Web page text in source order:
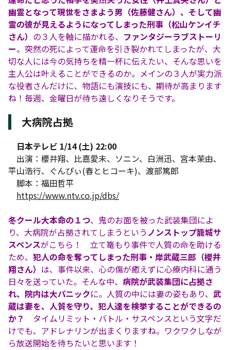
幽霊となって現世をさまよう男（佐藤健さん）、そして幽
霊の彼が見えるようになってしまった刑事（松山ケンイチ
さん） の３人を軸に描かれる、 ファンタジーラブストーリ
ー。突然の死によって運命を引き裂かれてしまったが、大
切な人には今の気持ちを精一杯に伝えたい、そんな思いを
主人公は叶えることができるのか。メインの３人が実力派
な役者さんだけに、物語にも演技にも、期待が高まります
ね！毎週、金曜日が待ち遠しくなりそうです。
大病院占拠
日本テレビ 1/14 (土) 22:00
出演：櫻井翔、比嘉愛未、ソニン、白洲迅、宮本茉由、
平山浩行、ぐんぴぃ(春とヒコーキ)、渡部篤郎
脚本：福田哲平
https://www.ntv.co.jp/dbs/
冬クール大本命の１つ、鬼のお面を被った武装集団によ
り、大病院が占拠されてしまうという ノンストップ籠城サ
スペンスがこちら！ 立て篭もり事件で人質の命を助ける
ため、 犯人の命を奪ってしまった刑事・岸武蔵三郎（櫻井
翔さん） は、事件以来、心の傷が癒えずに心療内科に通う
日々を送っていた。そんな中、 病院が武装集団に占拠さ
れ、院内は大パニックに。人質の中には妻の姿もあり、 武
蔵は妻を、人質を守り、犯人達を検挙することができるの
か？
タイムリミット・バトル・サスペンスという文字だ
けでも、アドレナリンが出まくりますね。ワクワクしなが
ら放送開始を待ちたいと思います！